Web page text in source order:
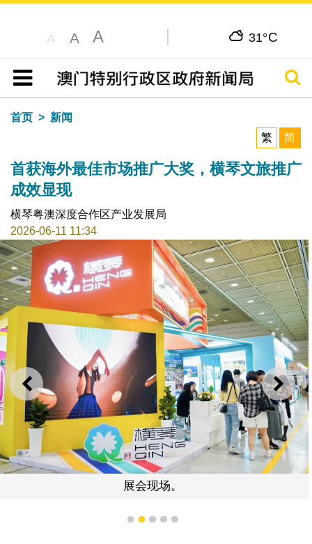
A A A 31°C
目录
搜寻
首页
新闻
繁
简
首获海外最佳市场推广大奖，横琴文旅推广
成效显现
横琴粤澳深度合作区产业发展局
2026-06-11 11:34
上一则 下一
展会现场。
1 2 3 4 5